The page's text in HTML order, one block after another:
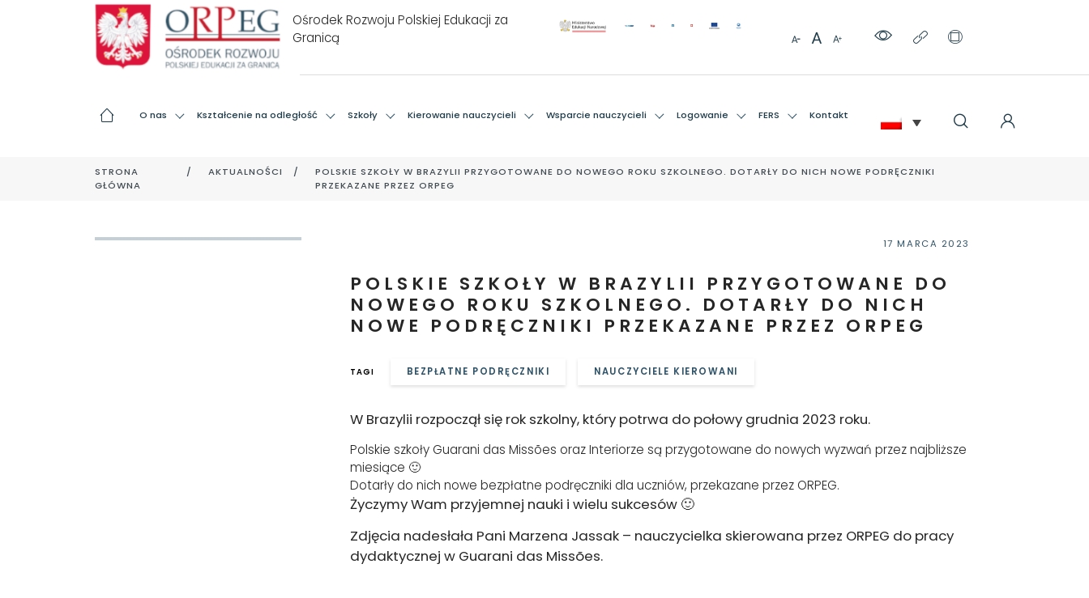
Ośrodek Rozwoju Polskiej Edukacji za
Granicą
O nas Kształcenie na odległość Szkoły Kierowanie nauczycieli Wsparcie nauczycieli Logowanie FERS Kontakt
STRONA
GŁÓWNA
AKTUALNOŚCI
POLSKIE SZKOŁY W BRAZYLII PRZYGOTOWANE DO NOWEGO ROKU SZKOLNEGO. DOTARŁY DO NICH NOWE PODRĘCZNIKI
PRZEKAZANE PRZEZ ORPEG
POLSKIE SZKOŁY W BRAZYLII PRZYGOTOWANE DO
NOWEGO ROKU SZKOLNEGO. DOTARŁY DO NICH
NOWE PODRĘCZNIKI PRZEKAZANE PRZEZ ORPEG
17 MARCA 2023
TAGI BEZPŁATNE PODRĘCZNIKI NAUCZYCIELE KIEROWANI
W Brazylii rozpoczął się rok szkolny, który potrwa do połowy grudnia 2023 roku.
Polskie szkoły Guarani das Missões oraz Interiorze są przygotowane do nowych wyzwań przez najbliższe
miesiące 🙂
Dotarły do nich nowe bezpłatne podręczniki dla uczniów, przekazane przez ORPEG.
Życzymy Wam przyjemnej nauki i wielu sukcesów 🙂
Zdjęcia nadesłała Pani Marzena Jassak – nauczycielka skierowana przez ORPEG do pracy
dydaktycznej w Guarani das Missões.